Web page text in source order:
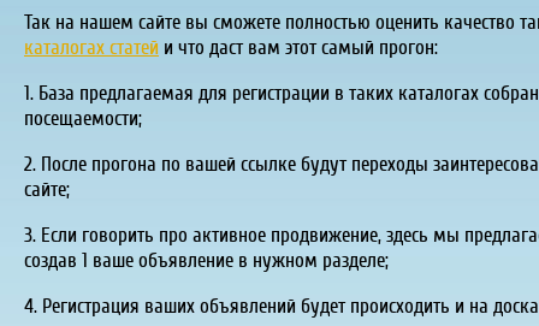
Так на нашем сайте вы сможете полностью оценить качество
каталогах статей и что даст вам этот самый прогон:
1. База предлагаемая для регистрации в таких каталогах
посещаемости;
2. После прогона по вашей ссылке будут переходы
сайте;
3. Если говорить про активное продвижение, здесь мы
создав 1 ваше объявление в нужном разделе;
4. Регистрация ваших объявлений будет происходить и на